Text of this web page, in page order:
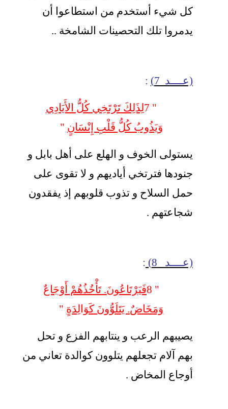
كل شيء أستخدم من استطاعوا أن
يدمروا تلك التحصينات الشامخة ..
(عــــد 7) :
" 7
لِذَلِكَ تَرْتَخِي كُلُّ الأَيَادِي
وَيَذُوبُ كُلُّ قَلْبِ إِنْسَانٍ "
يستولى الخوف و الهلع على أهل بابل و
جنودها فترتخي أياديهم و لا تقوى على
حمل السلاح و تذوب قلوبهم إذ يفقدون
شجاعتهم .
(عــــد 8) :
" 8
فَيَرْتَاعُونَ. تَأْخُذُهُمْ أَوْجَاعٌ
وَمَخَاضٌ. يَتَلَوُّونَ كَوَالِدَة ٍ "
يصيبهم الرعب و ينتابهم الفزع و تحل
بهم آلام تجعلهم يتلوون كوالدة تعاني من
أوجاع المخاض .